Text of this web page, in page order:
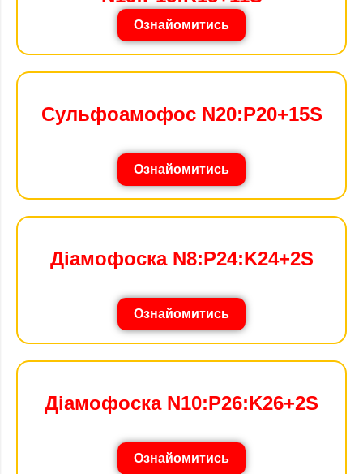
Ознайомитись
Сульфоамофос N20:P20+15S
Ознайомитись
Діамофоска N8:P24:K24+2S
Ознайомитись
Діамофоска N10:P26:K26+2S
Ознайомитись